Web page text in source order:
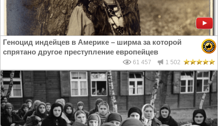
Геноцид индейцев в Америке – ширма за которой
спрятано другое преступление европейцев
61 457 1 502